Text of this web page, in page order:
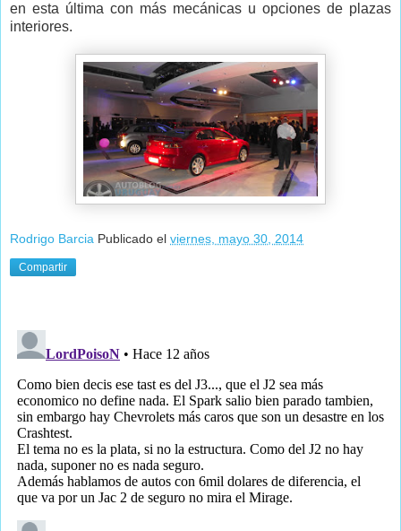
en esta última con más mecánicas u opciones de plazas
interiores.
Rodrigo Barcia Publicado el viernes, mayo 30, 2014
Compartir